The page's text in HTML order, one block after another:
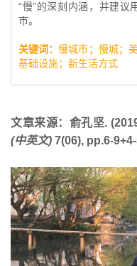
“慢”的深刻内涵，并建议
市。
关键词： 慢城市；慢城；
基础设施；新生活方式
文章来源： 俞孔坚.
(中英文) 7(06), pp.6-